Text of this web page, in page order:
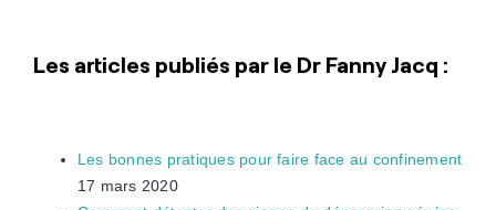
Les articles publiés par le Dr Fanny Jacq :
Les bonnes pratiques pour faire face au confinement
17 mars 2020